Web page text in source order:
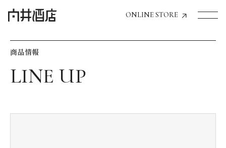
ONLINE STORE
飲食店経営のお客様
商品情報